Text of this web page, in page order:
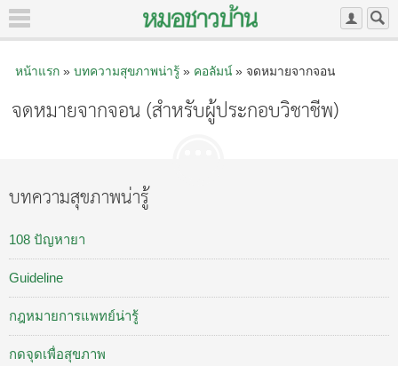
หน้าแรก» บทความสุขภาพน่ารู้» คอลัมน์» จดหมายจากจอน
จดหมายจากจอน (สำหรับผู้ประกอบวิชาชีพ)
บทความสุขภาพน่ารู้
108 ปัญหายา
Guideline
กฎหมายการแพทย์น่ารู้
กดจุดเพื่อสุขภาพ